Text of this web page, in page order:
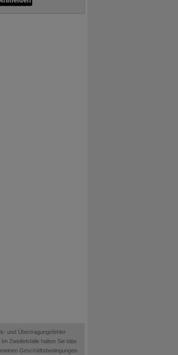
und Übertragungsfehler
Zweifelsfalle halten Sie bitte
Geschäftsbedingungen